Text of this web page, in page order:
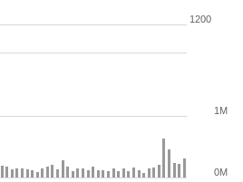
1200
0M
1M